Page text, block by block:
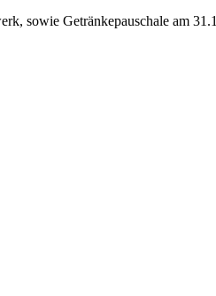
sowie Getränkepauschale am